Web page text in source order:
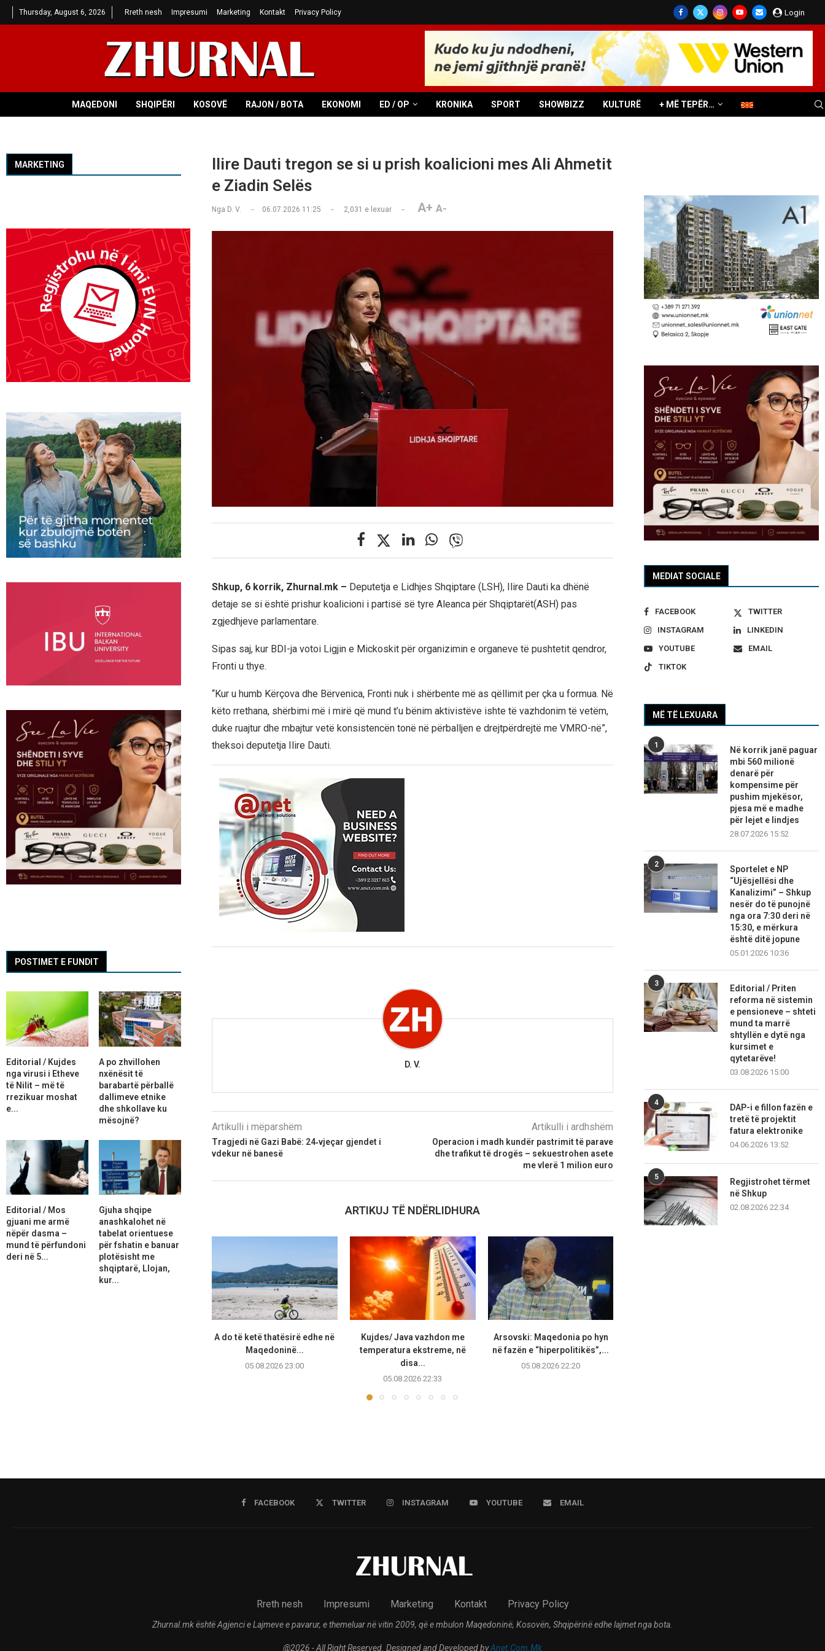
Thursday, August 6, 2026 Rreth nesh Impresumi Marketing Kontakt Privacy Policy Login
MAQEDONI SHQIPËRI KOSOVË RAJON / BOTA EKONOMI ED / OP KRONIKA SPORT SHOWBIZZ KULTURË + MË TEPËR…
Ilire Dauti tregon se si u prish koalicioni mes Ali Ahmetit
e Ziadin Selës
Nga D. V. 06.07.2026 11:25 2,031 e lexuar A+ A-
Shkup, 6 korrik, Zhurnal.mk – Deputetja e Lidhjes Shqiptare (LSH), Ilire Dauti ka dhënë
detaje se si është prishur koalicioni i partisë së tyre Aleanca për Shqiptarët(ASH) pas
zgjedhjeve parlamentare.
Sipas saj, kur BDI-ja votoi Ligjin e Mickoskit për organizimin e organeve të pushtetit qendror,
Fronti u thye.
“Kur u humb Kërçova dhe Bërvenica, Fronti nuk i shërbente më as qëllimit per çka u formua. Në
këto rrethana, shërbimi më i mirë që mund t’u bënim aktivistëve ishte të vazhdonim të vetëm,
duke ruajtur dhe mbajtur vetë konsistencën tonë në përballjen e drejtpërdrejtë me VMRO-në”,
theksoi deputetja Ilire Dauti.
D. V.
Artikulli i mëparshëm
Tragjedi në Gazi Babë: 24‑vjeçar gjendet i
vdekur në banesë
Artikulli i ardhshëm
Operacion i madh kundër pastrimit të parave
dhe trafikut të drogës – sekuestrohen asete
me vlerë 1 milion euro
ARTIKUJ TË NDËRLIDHURA
A do të ketë thatësirë edhe në
Maqedoninë...
05.08.2026 23:00
Kujdes/ Java vazhdon me
temperatura ekstreme, në
disa...
05.08.2026 22:33
Arsovski: Maqedonia po hyn
në fazën e “hiperpolitikës”,...
05.08.2026 22:20
MEDIAT SOCIALE
FACEBOOK
TWITTER
INSTAGRAM
LINKEDIN
YOUTUBE
EMAIL
TIKTOK
MË TË LEXUARA
1
Në korrik janë paguar
mbi 560 milionë
denarë për
kompensime për
pushim mjekësor,
pjesa më e madhe
për lejet e lindjes
28.07.2026 15:52
2
Sportelet e NP
“Ujësjellësi dhe
Kanalizimi” – Shkup
nesër do të punojnë
nga ora 7:30 deri në
15:30, e mërkura
është ditë jopune
05.01.2026 10:36
3
Editorial / Priten
reforma në sistemin
e pensioneve – shteti
mund ta marrë
shtyllën e dytë nga
kursimet e
qytetarëve!
03.08.2026 15:00
4
DAP-i e fillon fazën e
tretë të projektit
fatura elektronike
04.06.2026 13:52
5
Regjistrohet tërmet
në Shkup
02.08.2026 22:34
MARKETING
POSTIMET E FUNDIT
Editorial / Kujdes
nga virusi i Etheve
të Nilit – më të
rrezikuar moshat
e...
A po zhvillohen
nxënësit të
barabartë përballë
dallimeve etnike
dhe shkollave ku
mësojnë?
Editorial / Mos
gjuani me armë
nëpër dasma –
mund të përfundoni
deri në 5...
Gjuha shqipe
anashkalohet në
tabelat orientuese
për fshatin e banuar
plotësisht me
shqiptarë, Llojan,
kur...
FACEBOOK TWITTER INSTAGRAM YOUTUBE EMAIL
Rreth nesh Impresumi Marketing Kontakt Privacy Policy
Zhurnal.mk është Agjenci e Lajmeve e pavarur, e themeluar në vitin 2009, që e mbulon Maqedoninë, Kosovën, Shqipërinë edhe lajmet nga bota.
@2026 - All Right Reserved. Designed and Developed byAnet.Com.Mk